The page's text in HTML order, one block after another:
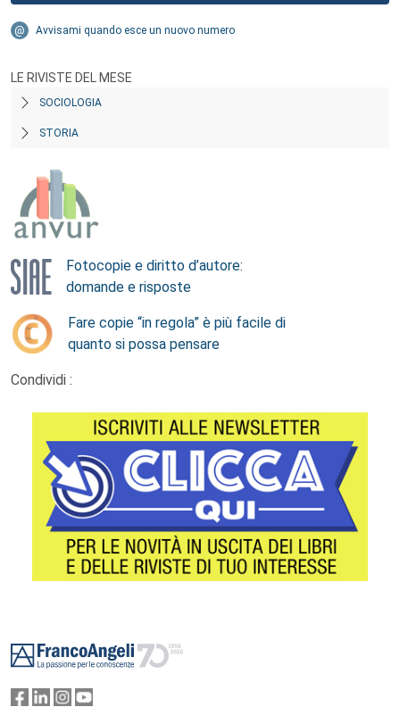
Avvisami quando esce un nuovo numero
LE RIVISTE DEL MESE
SOCIOLOGIA
STORIA
Fotocopie e diritto d’autore:
domande e risposte
Fare copie “in regola” è più facile di
quanto si possa pensare
Condividi :